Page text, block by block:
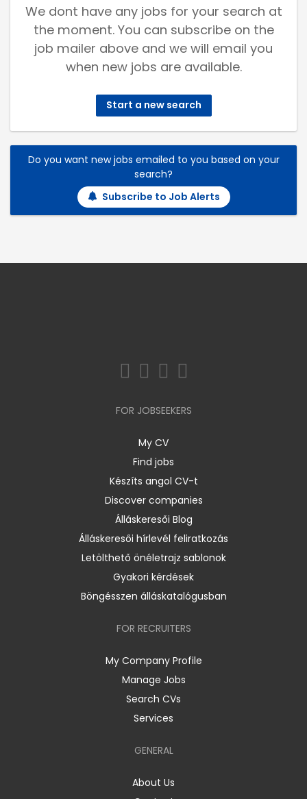
We dont have any jobs for your search at
the moment. You can subscribe on the
job mailer above and we will email you
when new jobs are available.
Start a new search
Do you want new jobs emailed to you based on your
search?
Subscribe to Job Alerts
FOR JOBSEEKERS
My CV
Find jobs
Készíts angol CV-t
Discover companies
Álláskeresői Blog
Álláskeresői hírlevél feliratkozás
Letölthető önéletrajz sablonok
Gyakori kérdések
Böngésszen álláskatalógusban
FOR RECRUITERS
My Company Profile
Manage Jobs
Search CVs
Services
GENERAL
About Us